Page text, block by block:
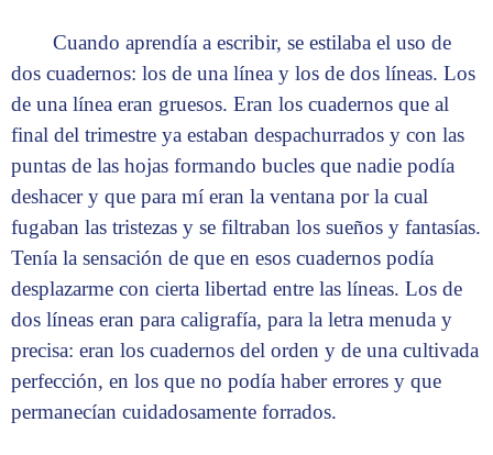
Cuando aprendía a escribir, se estilaba el uso de
dos cuadernos: los de una línea y los de dos líneas. Los
de una línea eran gruesos. Eran los cuadernos que al
final del trimestre ya estaban despachurrados y con las
puntas de las hojas formando bucles que nadie podía
deshacer y que para mí eran la ventana por la cual
fugaban las tristezas y se filtraban los sueños y fantasías.
Tenía la sensación de que en esos cuadernos podía
desplazarme con cierta libertad entre las líneas. Los de
dos líneas eran para caligrafía, para la letra menuda y
precisa: eran los cuadernos del orden y de una cultivada
perfección, en los que no podía haber errores y que
permanecían cuidadosamente forrados.